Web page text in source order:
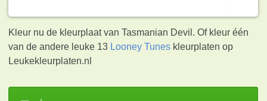
Kleur nu de kleurplaat van Tasmanian Devil. Of kleur één
van de andere leuke 13 Looney Tunes kleurplaten op
Leukekleurplaten.nl